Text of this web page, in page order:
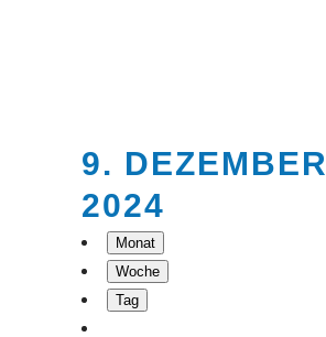
9. DEZEMBER
2024
Monat
Woche
Tag